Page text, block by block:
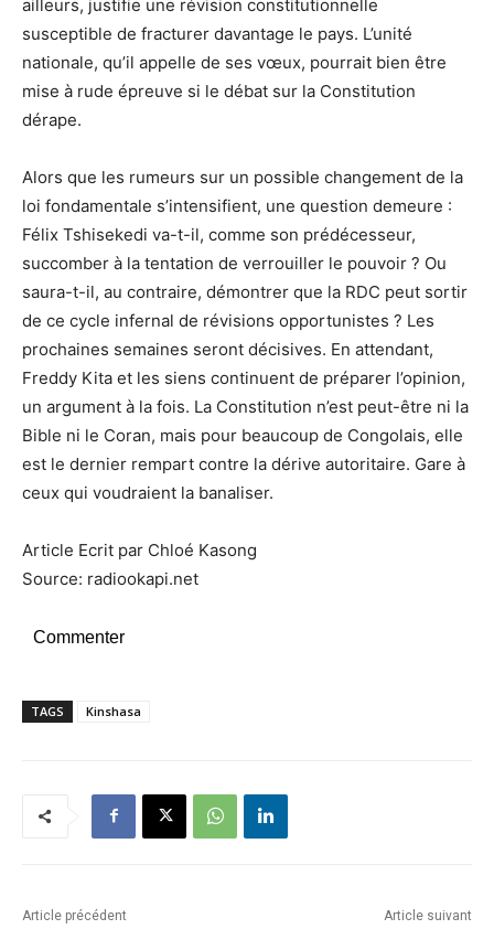
ailleurs, justifie une révision constitutionnelle
susceptible de fracturer davantage le pays. L’unité
nationale, qu’il appelle de ses vœux, pourrait bien être
mise à rude épreuve si le débat sur la Constitution
dérape.
Alors que les rumeurs sur un possible changement de la
loi fondamentale s’intensifient, une question demeure :
Félix Tshisekedi va-t-il, comme son prédécesseur,
succomber à la tentation de verrouiller le pouvoir ? Ou
saura-t-il, au contraire, démontrer que la RDC peut sortir
de ce cycle infernal de révisions opportunistes ? Les
prochaines semaines seront décisives. En attendant,
Freddy Kita et les siens continuent de préparer l’opinion,
un argument à la fois. La Constitution n’est peut-être ni la
Bible ni le Coran, mais pour beaucoup de Congolais, elle
est le dernier rempart contre la dérive autoritaire. Gare à
ceux qui voudraient la banaliser.
Article Ecrit par Chloé Kasong
Source: radiookapi.net
Commenter
TAGS Kinshasa
Article précédent Article suivant